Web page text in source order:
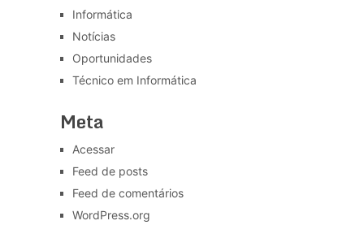
Informática
Notícias
Oportunidades
Técnico em Informática
Meta
Acessar
Feed de posts
Feed de comentários
WordPress.org